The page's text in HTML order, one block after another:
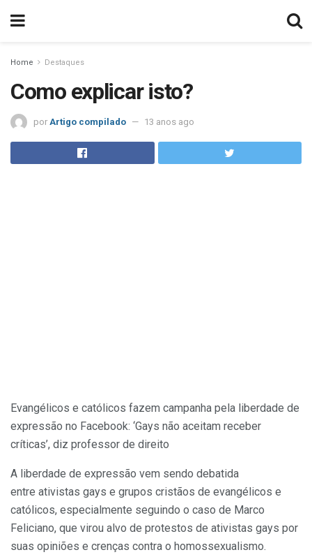
Home Destaques
Como explicar isto?
por Artigo compilado 13 anos ago
Evangélicos e católicos fazem campanha pela liberdade de
expressão no Facebook: ‘Gays não aceitam receber
críticas’, diz professor de direito
A liberdade de expressão vem sendo debatida
entre ativistas gays e grupos cristãos de evangélicos e
católicos, especialmente seguindo o caso de Marco
Feliciano, que virou alvo de protestos de ativistas gays por
suas opiniões e crenças contra o homossexualismo.